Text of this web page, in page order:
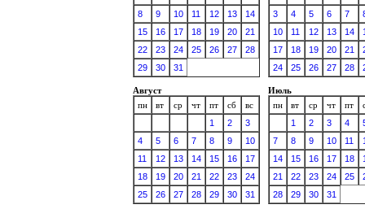
8
9 10 11 12 13
14
15
16 17 18 19 20
21
22
23 24 25 26 27
28
29
30 31
3
4 5 6 7
10
11 12 13 14
17
18 19 20 21
24
25 26 27 28
Август
пн
вт ср чт пт сб
вс
1
2
3
4
5 6 7 8 9
10
11
12 13 14 15 16
17
18
19 20 21 22 23
24
25
26 27 28 29 30 31
Июль
пн
вт ср чт пт
1
2 3 4
7
8 9 10 11
14
15 16 17 18
21
22 23 24 25
28
29 30 31